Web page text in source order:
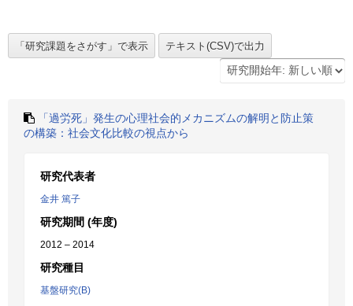
「過労死」発生の心理社会的メカニズムの解明と防止策
の構築：社会文化比較の視点から
研究代表者
金井 篤子
研究期間 (年度)
2012 – 2014
研究種目
基盤研究(B)